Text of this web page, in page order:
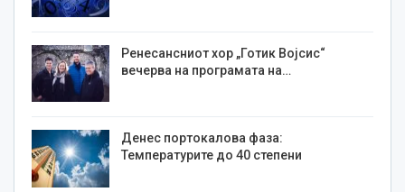
Ренесансниот хор „Готик Војсис“
вечерва на програмата на…
Денес портокалова фаза:
Температурите до 40 степени